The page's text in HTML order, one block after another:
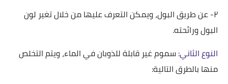
٢- عن طريق البول، ويمكن التعرف عليها من خلال تغير لون
البول ورائحته.
النوع الثاني: سموم غير قابلة للذوبان في الماء، ويتم التخلص
منها بالطرق التالية: